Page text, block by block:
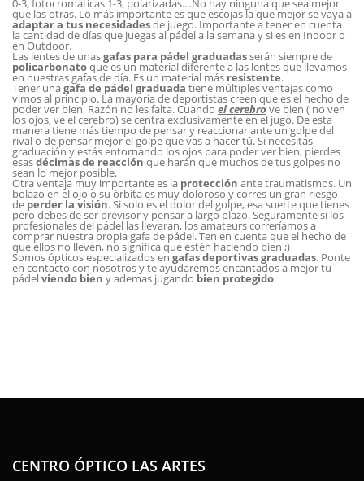
0-3, fotocromáticas 1-3, polarizadas....No hay ninguna que sea mejor
que las otras. Lo más importante es que escojas la que mejor se vaya a
adaptar a tus necesidadesde juego. Importante a tener en cuenta
la cantidad de días que juegas al pádel a la semana y si es en Indoor o
en Outdoor.
Las lentes de unasgafas para pádel graduadasserán siempre de
policarbonatoque es un material diferente a las lentes que llevamos
en nuestras gafas de día. Es un material más resistente.
Tener unagafa de pádel graduada tiene múltiples ventajas como
vimos al principio. La mayoría de deportistas creen que es el hecho de
poder ver bien. Razón no les falta. Cuando el cerebro ve bien ( no ven
los ojos, ve el cerebro) se centra exclusivamente en el jugo. De esta
manera tiene más tiempo de pensar y reaccionar ante un golpe del
rival o de pensar mejor el golpe que vas a hacer tú. Si necesitas
graduación y estás entornando los ojos para poder ver bien, pierdes
esasdécimas de reacción que harán que muchos de tus golpes no
sean lo mejor posible.
Otra ventaja muy importante es la protección ante traumatismos. Un
bolazo en el ojo o su órbita es muy doloroso y corres un gran riesgo
de perder la visión. Si solo es el dolor del golpe, esa suerte que tienes
pero debes de ser previsor y pensar a largo plazo. Seguramente si los
profesionales del pádel las llevaran, los amateurs correríamos a
comprar nuestra propia gafa de pádel. Ten en cuenta que el hecho de
que ellos no lleven, no significa que estén haciendo bien ;)
Somos ópticos especializados en gafas deportivas graduadas. Ponte
en contacto con nosotros y te ayudaremos encantados a mejor tu
pádelviendo bien y ademas jugando bien protegido.
CENTRO ÓPTICO LAS ARTES